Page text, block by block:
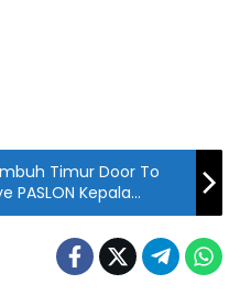
Timur Door To
PASLON Kepala